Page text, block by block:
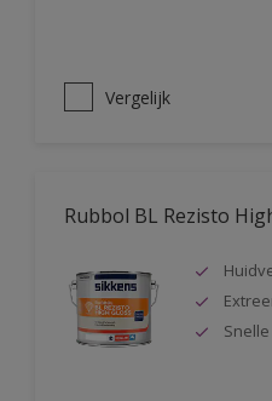
Vergelijk
Rubbol BL Rezisto